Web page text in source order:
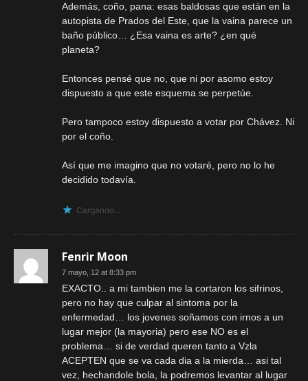
Además, coño, pana: esas baldosas que están en la
autopista de Prados del Este, que la vaina parece un
baño público… ¿Esa vaina es arte? ¿en qué
planeta?
Entonces pensé que no, que ni por asomo estoy
dispuesto a que este esquema se perpetúe.
Pero tampoco estoy dispuesto a votar por Chávez. Ni
por el coño.
Así que me imagino que no votaré, pero no lo he
decidido todavía.
Cargando...
Fenrir Moon
7 mayo, 12 at 8:33 pm
EXACTO.. a mi tambien me la cortaron los sifrinos,
pero no hay que culpar al sintoma por la
enfermedad… los jovenes soñamos con irnos a un
lugar mejor (la mayoria) pero ese NO es el
problema… si de verdad queren tanto a Vzla
ACEPTEN que se va cada dia a la mierda… asi tal
vez, hechandole bola, la podremos levantar al lugar